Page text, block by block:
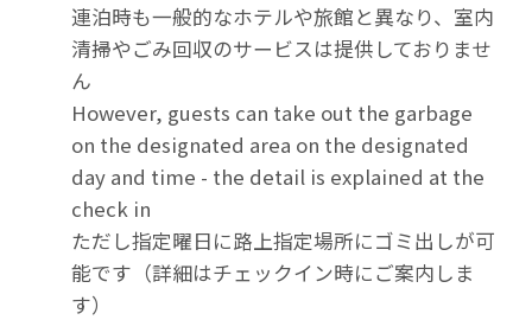
連泊時も一般的なホテルや旅館と異なり、室内
清掃やごみ回収のサービスは提供しておりませ
ん
However, guests can take out the garbage
on the designated area on the designated
day and time - the detail is explained at the
check in
ただし指定曜日に路上指定場所にゴミ出しが可
能です（詳細はチェックイン時にご案内しま
す）